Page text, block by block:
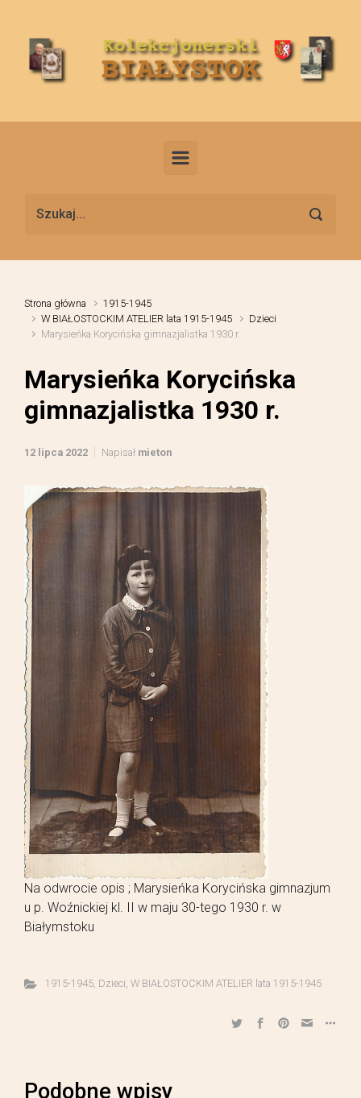
Strona główna
1915-1945
W BIAŁOSTOCKIM ATELIER lata 1915-1945
Dzieci
Marysieńka Korycińska gimnazjalistka 1930 r.
Marysieńka Korycińska
gimnazjalistka 1930 r.
12 lipca 2022 Napisał mieton
Na odwrocie opis ; Marysieńka Korycińska gimnazjum
u p. Woźnickiej kl. II w maju 30-tego 1930 r. w
Białymstoku
1915-1945, Dzieci, W BIAŁOSTOCKIM ATELIER lata 1915-1945
Podobne wpisy